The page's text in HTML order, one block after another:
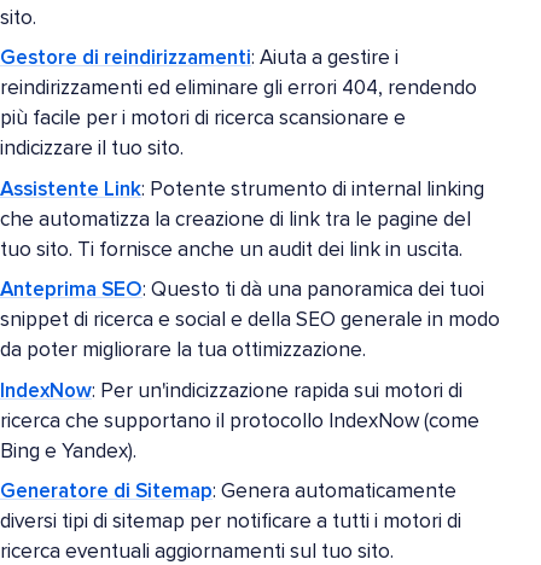
sito.
Gestore di reindirizzamenti: Aiuta a gestire i
reindirizzamenti ed eliminare gli errori 404, rendendo
più facile per i motori di ricerca scansionare e
indicizzare il tuo sito.
Assistente Link: Potente strumento di internal linking
che automatizza la creazione di link tra le pagine del
tuo sito. Ti fornisce anche un audit dei link in uscita.
Anteprima SEO: Questo ti dà una panoramica dei tuoi
snippet di ricerca e social e della SEO generale in modo
da poter migliorare la tua ottimizzazione.
IndexNow: Per un'indicizzazione rapida sui motori di
ricerca che supportano il protocollo IndexNow (come
Bing e Yandex).
Generatore di Sitemap: Genera automaticamente
diversi tipi di sitemap per notificare a tutti i motori di
ricerca eventuali aggiornamenti sul tuo sito.